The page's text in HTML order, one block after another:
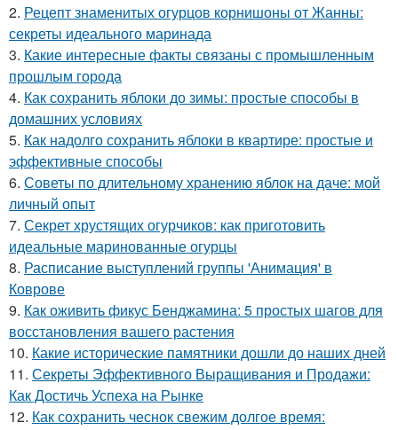
2. Рецепт знаменитых огурцов корнишоны от Жанны:
секреты идеального маринада
3. Какие интересные факты связаны с промышленным
прошлым города
4. Как сохранить яблоки до зимы: простые способы в
домашних условиях
5. Как надолго сохранить яблоки в квартире: простые и
эффективные способы
6. Советы по длительному хранению яблок на даче: мой
личный опыт
7. Секрет хрустящих огурчиков: как приготовить
идеальные маринованные огурцы
8. Расписание выступлений группы 'Анимация' в
Коврове
9. Как оживить фикус Бенджамина: 5 простых шагов для
восстановления вашего растения
10. Какие исторические памятники дошли до наших дней
11. Секреты Эффективного Выращивания и Продажи:
Как Достичь Успеха на Рынке
12. Как сохранить чеснок свежим долгое время: